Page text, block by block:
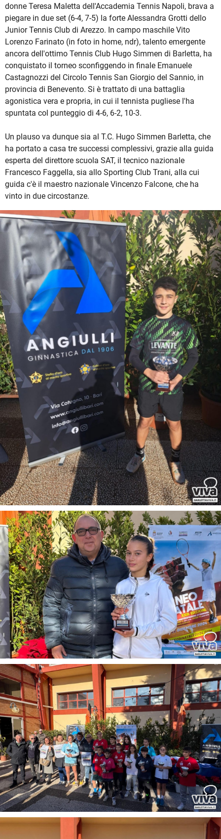
donne Teresa Maletta dell'Accademia Tennis Napoli, brava a
piegare in due set (6-4, 7-5) la forte Alessandra Grotti dello
Junior Tennis Club di Arezzo. In campo maschile Vito
Lorenzo Farinato (in foto in home, ndr), talento emergente
ancora dell'ottimo Tennis Club Hugo Simmen di Barletta, ha
conquistato il torneo sconfiggendo in finale Emanuele
Castagnozzi del Circolo Tennis San Giorgio del Sannio, in
provincia di Benevento. Si è trattato di una battaglia
agonistica vera e propria, in cui il tennista pugliese l'ha
spuntata col punteggio di 4-6, 6-2, 10-3.
Un plauso va dunque sia al T.C. Hugo Simmen Barletta, che
ha portato a casa tre successi complessivi, grazie alla guida
esperta del direttore scuola SAT, il tecnico nazionale
Francesco Faggella, sia allo Sporting Club Trani, alla cui
guida c'è il maestro nazionale Vincenzo Falcone, che ha
vinto in due circostanze.